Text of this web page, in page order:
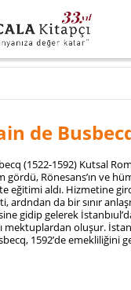
de
(1522-1592) Kutsal
Rönesans’ın ve
eğitimi aldı. Hizmetine
ardndan da bir sınır
gidip gelerek
mektuplardan oluşur.
1592’de emekliliğini